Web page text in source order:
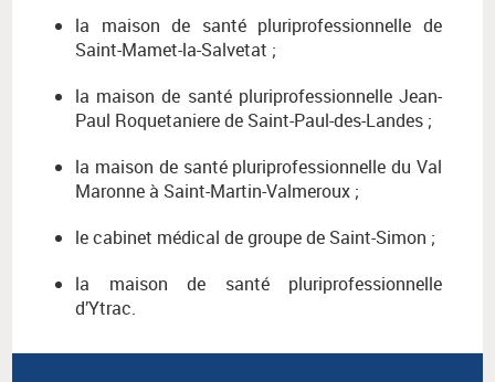
la maison de santé pluriprofessionnelle de
Saint-Mamet-la-Salvetat ;
la maison de santé pluriprofessionnelle Jean-
Paul Roquetaniere de Saint-Paul-des-Landes ;
la maison de santé pluriprofessionnelle du Val
Maronne à Saint-Martin-Valmeroux ;
le cabinet médical de groupe de Saint-Simon ;
la maison de santé pluriprofessionnelle
d’Ytrac.